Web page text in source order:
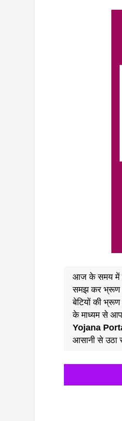
आज के समय में
समझ कर भ्रूण
बेटियों की भ्रूण
के माध्यम से
Yojana
आसानी से उठा